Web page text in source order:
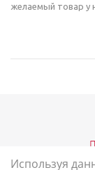
желаемый товар у
Используя